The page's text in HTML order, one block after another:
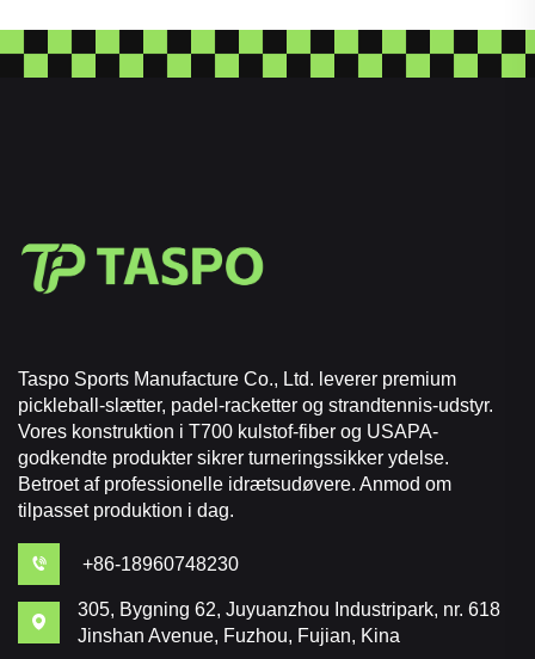
Taspo Sports Manufacture Co., Ltd. leverer premium
pickleball-slætter, padel-racketter og strandtennis-udstyr.
Vores konstruktion i T700 kulstof-fiber og USAPA-
godkendte produkter sikrer turneringssikker ydelse.
Betroet af professionelle idrætsudøvere. Anmod om
tilpasset produktion i dag.
+86-18960748230
305, Bygning 62, Juyuanzhou Industripark, nr. 618
Jinshan Avenue, Fuzhou, Fujian, Kina